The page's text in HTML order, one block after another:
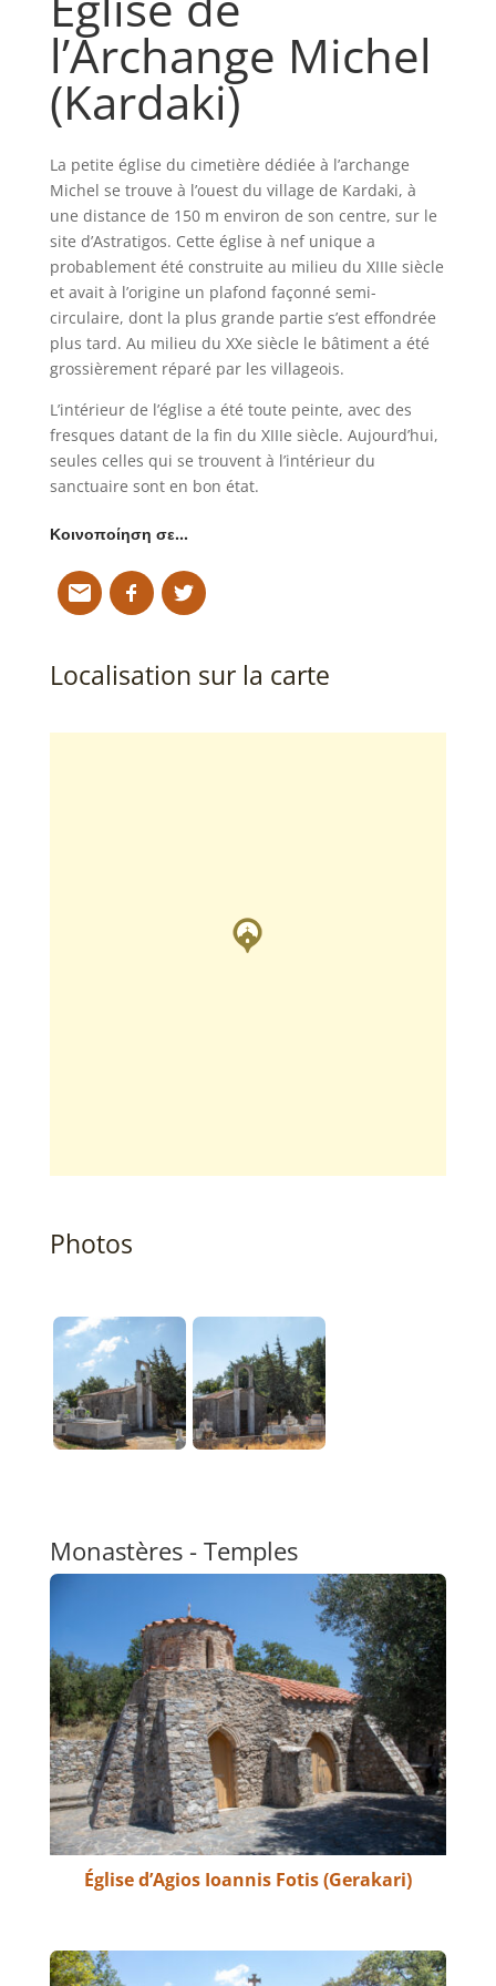
l’Archange Michel
(Kardaki)
La petite église du cimetière dédiée à l’archange
Michel se trouve à l’ouest du village de Kardaki, à
une distance de 150 m environ de son centre, sur le
site d’Astratigos. Cette église à nef unique a
probablement été construite au milieu du XIIIe siècle
et avait à l’origine un plafond façonné semi-
circulaire, dont la plus grande partie s’est effondrée
plus tard. Au milieu du XXe siècle le bâtiment a été
grossièrement réparé par les villageois.
L’intérieur de l’église a été toute peinte, avec des
fresques datant de la fin du XIIIe siècle. Aujourd’hui,
seules celles qui se trouvent à l’intérieur du
sanctuaire sont en bon état.
Κοινοποίηση σε…
Localisation sur la carte
Photos
Monastères - Temples
Église d’Agios Ioannis Fotis (Gerakari)